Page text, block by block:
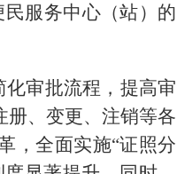
服务中心（站）的
化审批流程，提高审
册、变更、注销等各
，全面实施“证照分